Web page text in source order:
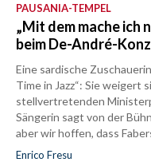
PAUSANIA-TEMPEL
„Mit dem mache ich
beim De-André-
Eine sardische
Time in Jazz“: Sie weigert
stellvertretenden
Sängerin sagt von der
aber wir hoffen, dass
Enrico Fresu